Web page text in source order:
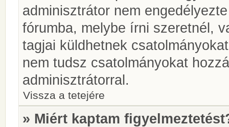
adminisztrátor nem
fórumba, melybe írni szeretnél,
tagjai küldhetnek
nem tudsz csatolmányokat
adminisztrátorral.
Vissza a tetejére
» Miért kaptam